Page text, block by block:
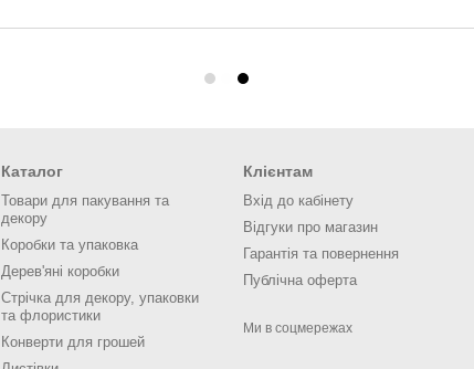
Каталог
Товари для пакування та
декору
Коробки та упаковка
Дерев'яні коробки
Стрічка для декору, упаковки
та флористики
Конверти для грошей
Клієнтам
Вхід до кабінету
Відгуки про магазин
Гарантія та повернення
Публічна оферта
Ми в соцмережах